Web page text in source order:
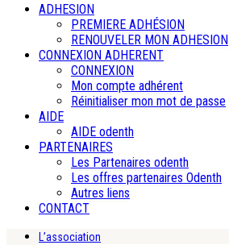
ADHESION
PREMIERE ADHÉSION
RENOUVELER MON ADHESION
CONNEXION ADHERENT
CONNEXION
Mon compte adhérent
Réinitialiser mon mot de passe
AIDE
AIDE odenth
PARTENAIRES
Les Partenaires odenth
Les offres partenaires Odenth
Autres liens
CONTACT
L’association